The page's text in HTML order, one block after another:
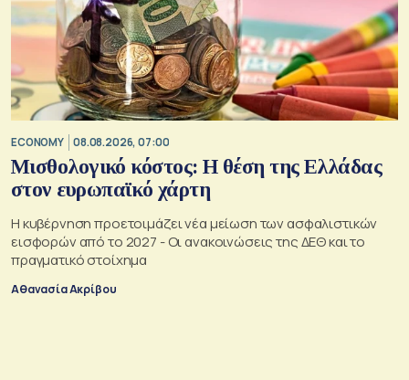
ECONOMY 08.08.2026, 07:00
Μισθολογικό κόστος: Η θέση της Ελλάδας
στον ευρωπαϊκό χάρτη
Η κυβέρνηση προετοιμάζει νέα μείωση των ασφαλιστικών
εισφορών από το 2027 - Οι ανακοινώσεις της ΔΕΘ και το
πραγματικό στοίχημα
Αθανασία Ακρίβου